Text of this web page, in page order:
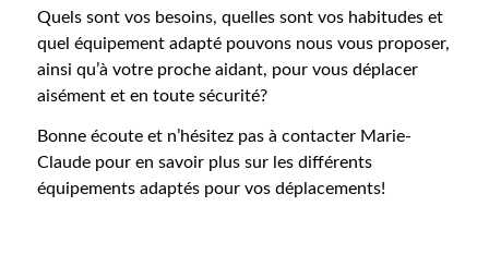
Quels sont vos besoins, quelles sont vos habitudes et
quel équipement adapté pouvons nous vous proposer,
ainsi qu’à votre proche aidant, pour vous déplacer
aisément et en toute sécurité?
Bonne écoute et n’hésitez pas à contacter Marie-
Claude pour en savoir plus sur les différents
équipements adaptés pour vos déplacements!